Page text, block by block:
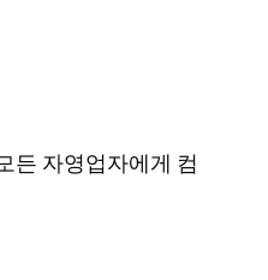
든 자영업자에게 컴